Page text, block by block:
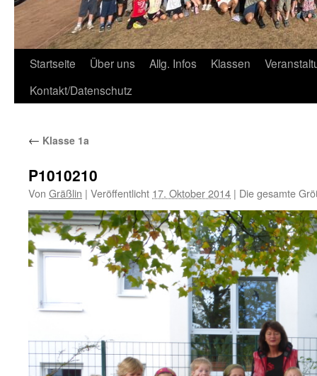
Zum
Inhalt
Startseite Über uns Allg. Infos Klassen
Kontakt/Datenschutz
← Klasse 1a
P1010210
Von Gräßlin | Veröffentlicht 17. Oktober 2014 | Die gesamte